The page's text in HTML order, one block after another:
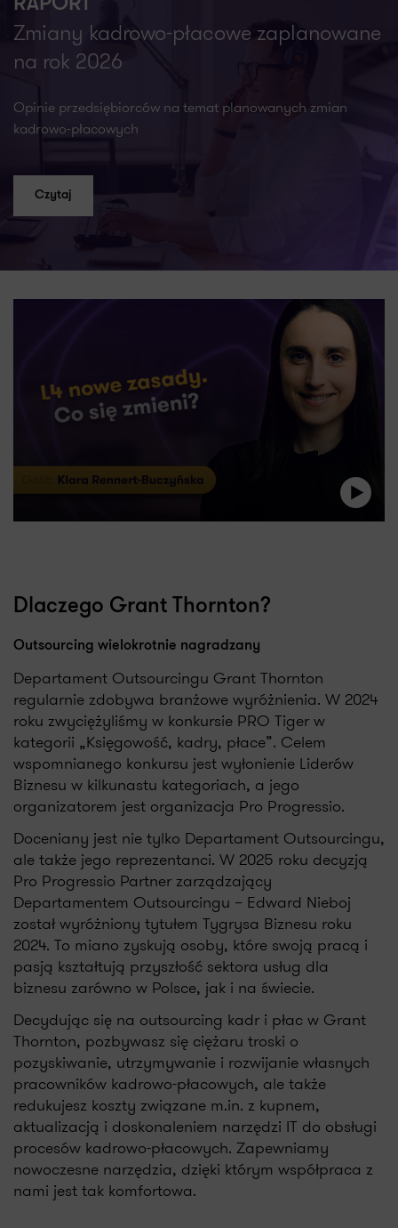
RAPORT
Zmiany kadrowo-płacowe zaplanowane
na rok 2026
Opinie przedsiębiorców na temat planowanych zmian
kadrowo-płacowych
Czytaj
Dlaczego Grant Thornton?
Outsourcing wielokrotnie nagradzany
Departament Outsourcingu Grant Thornton
regularnie zdobywa branżowe wyróżnienia. W 2024
roku zwyciężyliśmy w konkursie PRO Tiger w
kategorii „Księgowość, kadry, płace”. Celem
wspomnianego konkursu jest wyłonienie Liderów
Biznesu w kilkunastu kategoriach, a jego
organizatorem jest organizacja Pro Progressio.
Doceniany jest nie tylko Departament Outsourcingu,
ale także jego reprezentanci. W 2025 roku decyzją
Pro Progressio Partner zarządzający
Departamentem Outsourcingu – Edward Nieboj
został wyróżniony tytułem Tygrysa Biznesu roku
2024. To miano zyskują osoby, które swoją pracą i
pasją kształtują przyszłość sektora usług dla
biznesu zarówno w Polsce, jak i na świecie.
Decydując się na outsourcing kadr i płac w Grant
Thornton, pozbywasz się ciężaru troski o
pozyskiwanie, utrzymywanie i rozwijanie własnych
pracowników kadrowo-płacowych, ale także
redukujesz koszty związane m.in. z kupnem,
aktualizacją i doskonaleniem narzędzi IT do obsługi
procesów kadrowo-płacowych. Zapewniamy
nowoczesne narzędzia, dzięki którym współpraca z
nami jest tak komfortowa.